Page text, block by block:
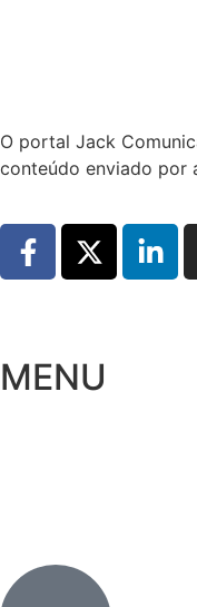
O portal Jack
conteúdo enviado por
MENU